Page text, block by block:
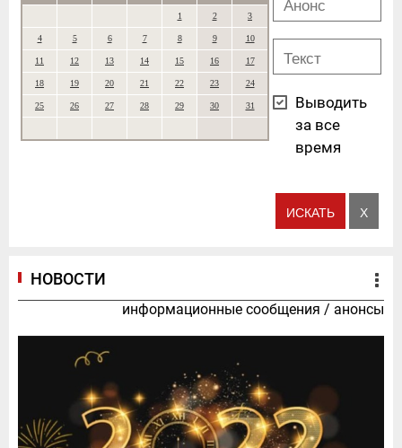
1 2 3
4 5 6 7 8 9 10
11 12 13 14 15 16 17
18 19 20 21 22 23 24
25 26 27 28 29 30 31
Выводить
за все
время
НОВОСТИ
информационные сообщения / анонсы